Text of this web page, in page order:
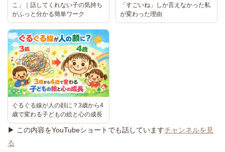
こ」｜話してくれない子の気持ち
がふっと分かる簡単ワーク
「すごいね」しか言えなかった私
が変わった理由
ぐるぐる線が人の顔に？3歳から4
歳で変わる子どもの絵と心の成長
▶ この内容をYouTubeショートでも話していますチャンネルを見
る